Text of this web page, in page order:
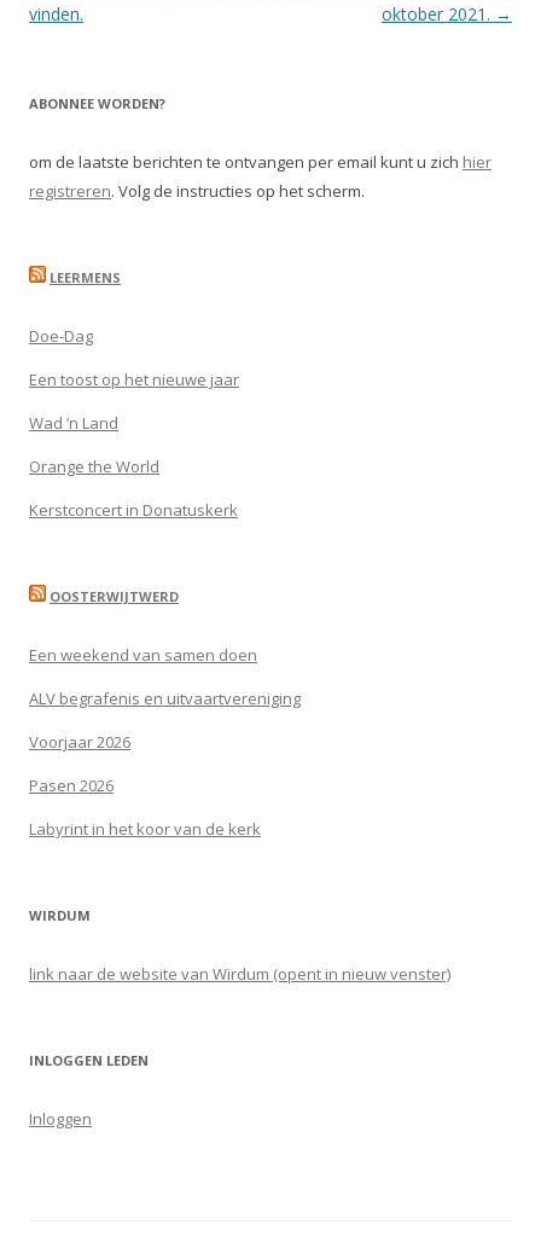
vinden.
oktober 2021. →
ABONNEE WORDEN?
om de laatste berichten te ontvangen per email kunt u zich hier
registreren. Volg de instructies op het scherm.
LEERMENS
Doe-Dag
Een toost op het nieuwe jaar
Wad ’n Land
Orange the World
Kerstconcert in Donatuskerk
OOSTERWIJTWERD
Een weekend van samen doen
ALV begrafenis en uitvaartvereniging
Voorjaar 2026
Pasen 2026
Labyrint in het koor van de kerk
WIRDUM
link naar de website van Wirdum (opent in nieuw venster)
INLOGGEN LEDEN
Inloggen